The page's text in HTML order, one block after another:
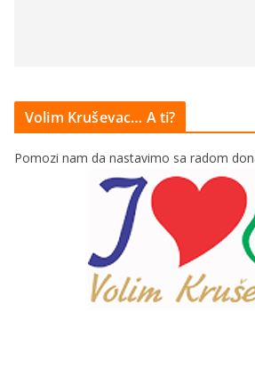
Volim Kruševac… A ti?
Pomozi nam da nastavimo sa radom